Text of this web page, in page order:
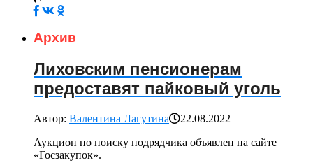
Архив
Лиховским пенсионерам
предоставят пайковый уголь
Автор: Валентина Лагутина
22.08.2022
Аукцион по поиску подрядчика объявлен на сайте
«Госзакупок».